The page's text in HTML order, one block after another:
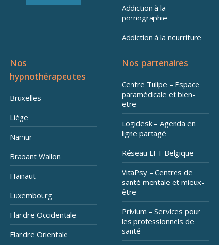
Addiction à la
pornographie
Addiction à la nourriture
Nos
hypnothérapeutes
Bruxelles
Liège
Namur
Brabant Wallon
Hainaut
Luxembourg
Flandre Occidentale
Flandre Orientale
Nos partenaires
Centre Tulipe – Espace
paramédicale et bien-
être
Logidesk – Agenda en
ligne partagé
Réseau EFT Belgique
VitaPsy – Centres de
santé mentale et mieux-
être
Privium – Services pour
les professionnels de
santé